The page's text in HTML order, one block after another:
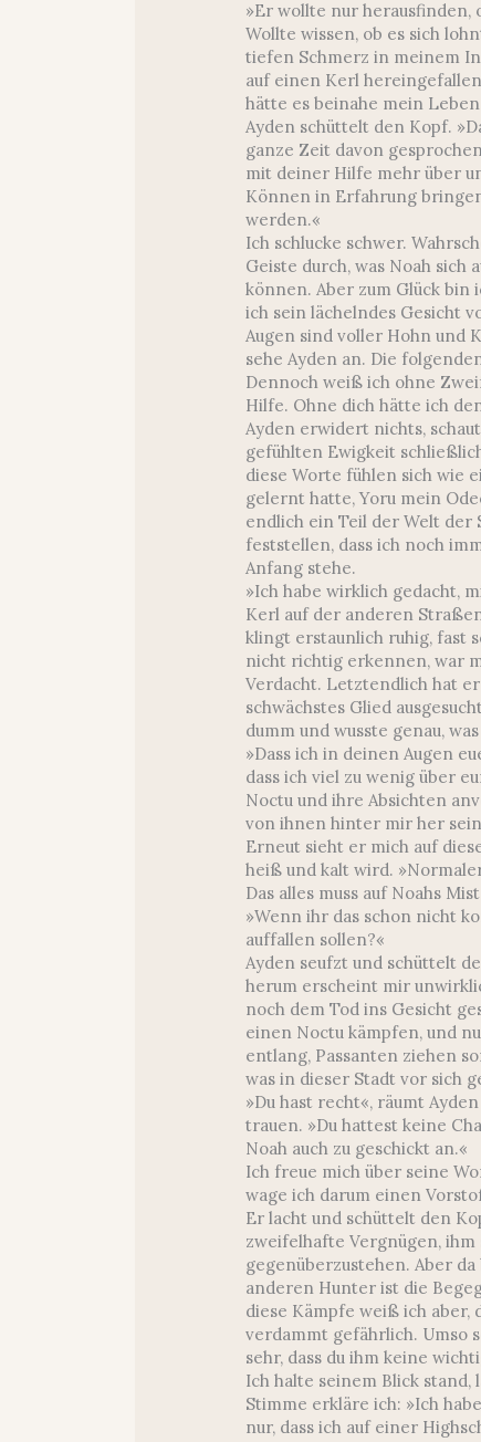
»Er wollte nur herausfinden,
Wollte wissen, ob es sich
tiefen Schmerz in meinem
auf einen Kerl
hätte es beinahe mein
Ayden schüttelt den Kopf.
ganze Zeit davon
mit deiner Hilfe mehr über
Können in Erfahrung
werden.«
Ich schlucke schwer.
Geiste durch, was Noah
können. Aber zum Glück bin
ich sein lächelndes Gesicht
Augen sind voller Hohn und
sehe Ayden an. Die
Dennoch weiß ich ohne
Hilfe. Ohne dich hätte ich
Ayden erwidert nichts,
gefühlten Ewigkeit
diese Worte fühlen sich wie
gelernt hatte, Yoru mein
endlich ein Teil der Welt der
feststellen, dass ich noch
Anfang stehe.
»Ich habe wirklich gedacht,
Kerl auf der anderen
klingt erstaunlich ruhig, fast
nicht richtig erkennen, war
Verdacht. Letztendlich hat
schwächstes Glied
dumm und wusste genau,
»Dass ich in deinen Augen
dass ich viel zu wenig über
Noctu und ihre Absichten
von ihnen hinter mir her
Erneut sieht er mich auf
heiß und kalt wird.
Das alles muss auf Noahs
»Wenn ihr das schon nicht
auffallen sollen?«
Ayden seufzt und schüttelt
herum erscheint mir
noch dem Tod ins Gesicht
einen Noctu kämpfen, und
entlang, Passanten ziehen
was in dieser Stadt vor sich
»Du hast recht«, räumt
trauen. »Du hattest keine
Noah auch zu geschickt an.«
Ich freue mich über seine
wage ich darum einen
Er lacht und schüttelt den
zweifelhafte Vergnügen,
gegenüberzustehen. Aber
anderen Hunter ist die
diese Kämpfe weiß ich
verdammt gefährlich. Umso
sehr, dass du ihm keine
Ich halte seinem Blick
Stimme erkläre ich: »Ich
nur, dass ich auf einer